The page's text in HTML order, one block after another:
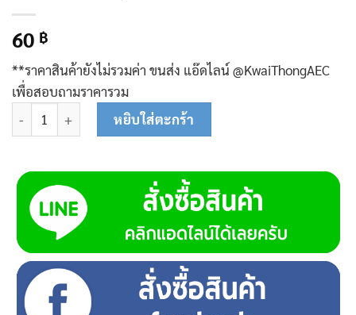
60 ฿
**ราคาสินค้ายังไม่รวมค่า ขนส่ง แอ๊ดไลน์ @KwaiThongAEC
เพื่อสอบถามราคารวม
จำนวน ล็อคสปริงดันลูกปืน 85-0111 ชิ้น
หยิบใส่ตะกร้า